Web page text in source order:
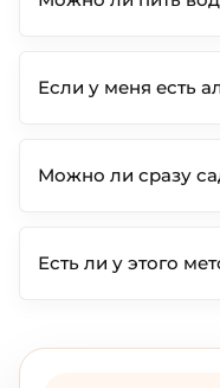
Если у меня есть
Можно ли сразу
Есть ли у этого